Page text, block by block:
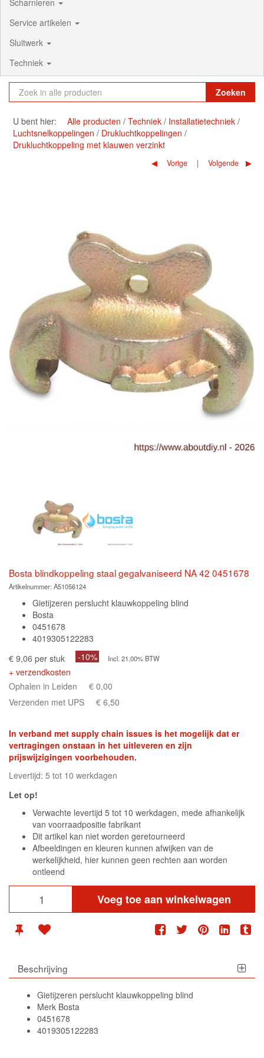
Service artikelen
Sluitwerk
Techniek
Zoeken
U bent hier: Alle producten Techniek
Installatietechniek
Luchtsnelkoppelingen
Drukluchtkoppelingen
Drukluchtkoppeling met klauwen verzinkt
Vorige Volgende
Bosta blindkoppeling staal gegalvaniseerd NA 42 0451678
Artikelnummer: A51056124
Gietijzeren perslucht klauwkoppeling blind
Bosta
0451678
4019305122283
€ 9,06 per stuk
-10% Incl. 21,00% BTW
+ verzendkosten
Ophalen in Leiden
€ 0,00
Verzenden met UPS
€ 6,50
In verband met supply chain issues is het mogelijk dat er
vertragingen onstaan in het uitleveren en zijn
prijswijzigingen voorbehouden.
Levertijd: 5 tot 10 werkdagen
Let op!
Verwachte levertijd 5 tot 10 werkdagen, mede afhankelijk
van voorraadpositie fabrikant
Dit artikel kan niet worden geretourneerd
Afbeeldingen en kleuren kunnen afwijken van de
werkelijkheid, hier kunnen geen rechten aan worden
ontleend
Voeg toe aan winkelwagen
Beschrijving
Gietijzeren perslucht klauwkoppeling blind
Merk Bosta
0451678
4019305122283